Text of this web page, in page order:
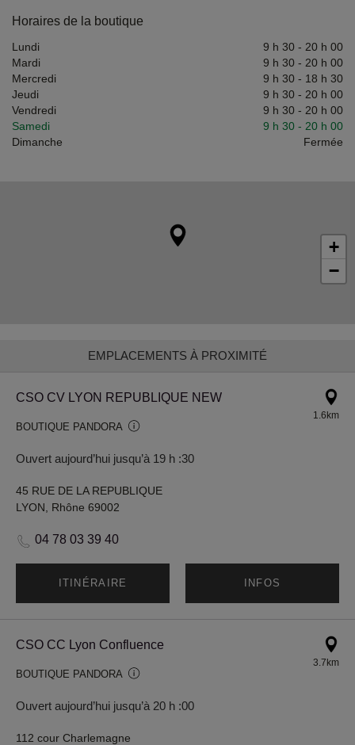
Horaires de la boutique
Lundi 9 h 30 - 20 h 00
Mardi
9 h 30 - 20 h 00
Mercredi
9 h 30 - 18 h 30
Jeudi
9 h 30 - 20 h 00
Vendredi
9 h 30 - 20 h 00
Samedi
9 h 30 - 20 h 00
Dimanche
Fermée
+
−
EMPLACEMENTS À PROXIMITÉ
CSO CV LYON REPUBLIQUE NEW
BOUTIQUE PANDORA
Ouvert aujourd’hui jusqu’à 19 h :30
1.6km
45 RUE DE LA REPUBLIQUE
LYON, Rhône 69002
04 78 03 39 40
ITINÉRAIRE INFOS
CSO CC Lyon Confluence
BOUTIQUE PANDORA
Ouvert aujourd’hui jusqu’à 20 h :00
3.7km
112 cour Charlemagne